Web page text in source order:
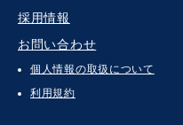
採用情報
お問い合わせ
個人情報の取扱について
利用規約